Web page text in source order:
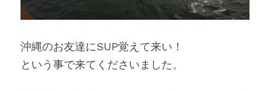
沖縄のお友達にSUP覚えて来い！
という事で来てくださいました。